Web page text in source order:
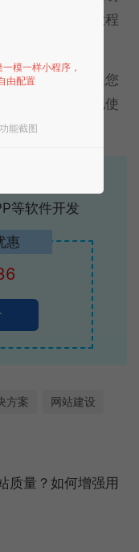
。这可以在很大程
的事情，以确保您
，您可以轻松地使
等软件开发
惠
方案 网站建设
质量？如何增强用
模一样小程序，
由配置
能截图